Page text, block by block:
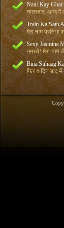
Nani Kay Ghar
नमस्कार, आज मैं
Train Ka Sath
मेरा नाम प्रतिभा
Sexy Jasmine
नमस्ते! मेरा नाम
Bina Suhaag
फिर 6 दिन बाद